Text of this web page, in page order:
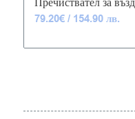
79.20€/ 154.90 лв.